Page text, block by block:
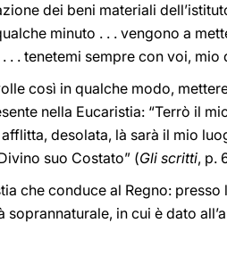
dei beni materiali
minuto . . . vengono a
. . tenetemi sempre con voi, mio
così in qualche modo,
nella Eucaristia: “Terrò il
desolata, là sarà il mio
suo Costato” (Gli scritti, p.
che conduce al Regno:
soprannaturale, in cui è dato